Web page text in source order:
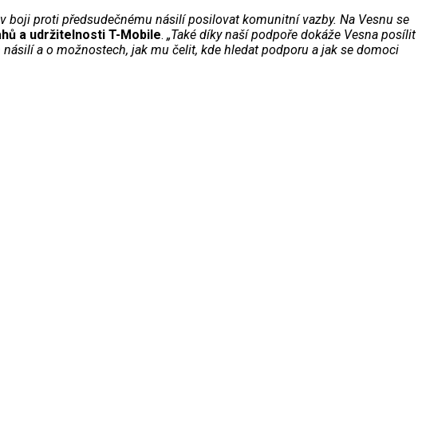
proti předsudečnému násilí posilovat komunitní vazby. Na Vesnu se
a udržitelnosti T-Mobile. „Také díky naší podpoře dokáže Vesna posílit
a o možnostech, jak mu čelit, kde hledat podporu a jak se domoci